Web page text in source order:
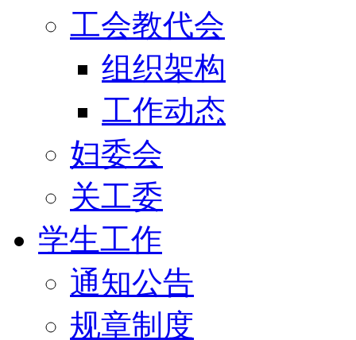
工会教代会
组织架构
工作动态
妇委会
关工委
学生工作
通知公告
规章制度